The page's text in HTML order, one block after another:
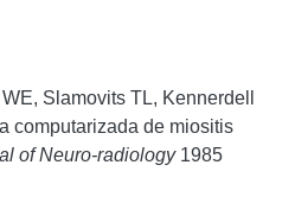
Slamovits TL, Kennerdell
computarizada de miositis
of Neuro-radiology1985